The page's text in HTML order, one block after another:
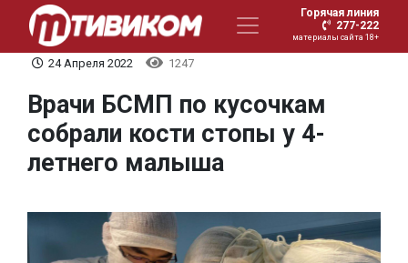
Горячая линия
277-222
материалы сайта 18+
24 Апреля 2022 1247
Врачи БСМП по кусочкам
собрали кости стопы у 4-
летнего малыша